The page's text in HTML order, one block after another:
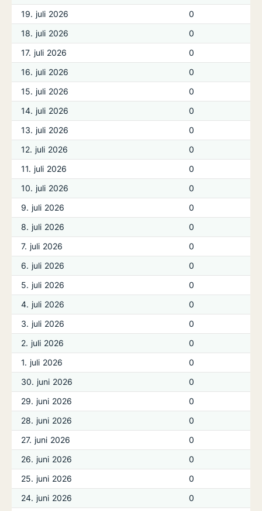
19. juli 2026
0
18. juli 2026
0
17. juli 2026
0
16. juli 2026
0
15. juli 2026
0
14. juli 2026
0
13. juli 2026
0
12. juli 2026
0
11. juli 2026
0
10. juli 2026
0
9. juli 2026
0
8. juli 2026
0
7. juli 2026
0
6. juli 2026
0
5. juli 2026
0
4. juli 2026
0
3. juli 2026
0
2. juli 2026
0
1. juli 2026
0
30. juni 2026
0
29. juni 2026
0
28. juni 2026
0
27. juni 2026
0
26. juni 2026
0
25. juni 2026
0
24. juni 2026
0